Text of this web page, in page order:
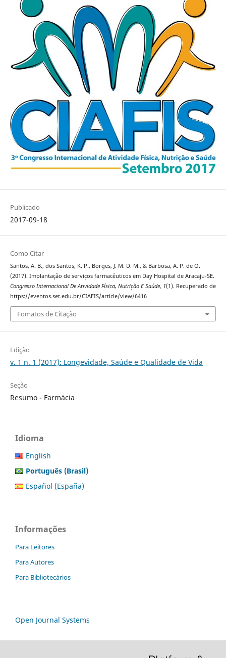
Publicado
2017-09-18
Como Citar
Santos, A. B., dos Santos, K. P., Borges, J. M. D. M., & Barbosa, A. P. de O.
(2017). Implantação de serviços farmacêuticos em Day Hospital de Aracaju-SE.
Congresso Internacional De Atividade Física, Nutrição E Saúde, 1(1). Recuperado de
https://eventos.set.edu.br/CIAFIS/article/view/6416
Fomatos de Citação
Edição
v. 1 n. 1 (2017): Longevidade, Saúde e Qualidade de Vida
Seção
Resumo - Farmácia
Idioma
English
Português (Brasil)
Español (España)
Informações
Para Leitores
Para Autores
Para Bibliotecários
Open Journal Systems